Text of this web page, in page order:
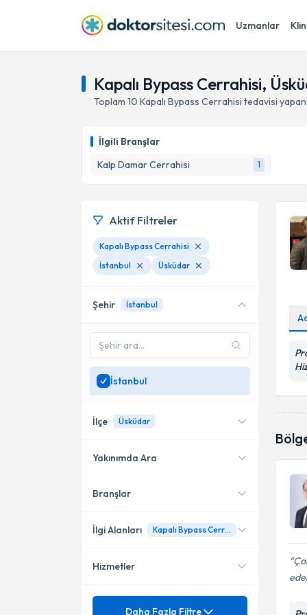
Uzmanlar
Kapalı Bypass Cerrahisi,
Toplam 10 Kapalı Bypass Cerrahisi tedavisi
İlgili Branşlar
Kalp Damar Cerrahisi
1
Aktif Filtreler
Kapalı Bypass Cerrahisi
İstanbul
Üsküdar
Şehir İstanbul
İstanbul
İlçe Üsküdar
Kadıköy
Ataşehir
Yakınımda Ara
Konumuma yakın uzmanları
Branşlar
Kalp Damar Cerrahisi
İlgi Alanları Kapalı Bypass Cerrahisi
Abdominal Aort Anevrizması
Hizmetler
Mezuniyet
Daha Fazla Filtre